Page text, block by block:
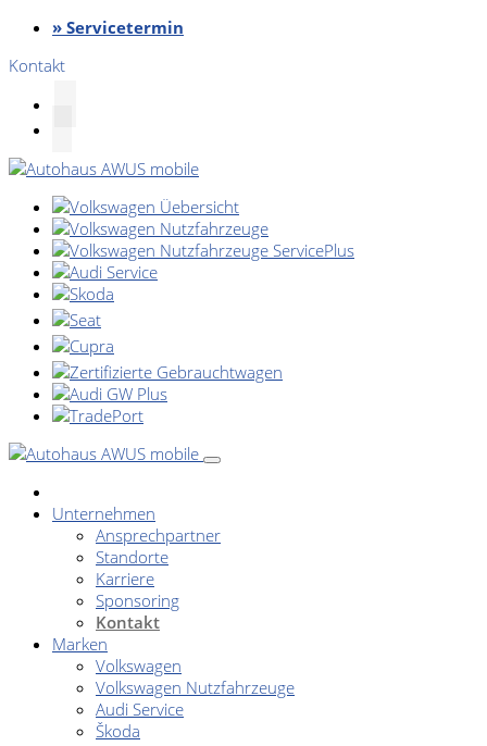
» Servicetermin
Kontakt
Unternehmen
Ansprechpartner
Standorte
Karriere
Sponsoring
Kontakt
Marken
Volkswagen
Volkswagen Nutzfahrzeuge
Audi Service
Škoda